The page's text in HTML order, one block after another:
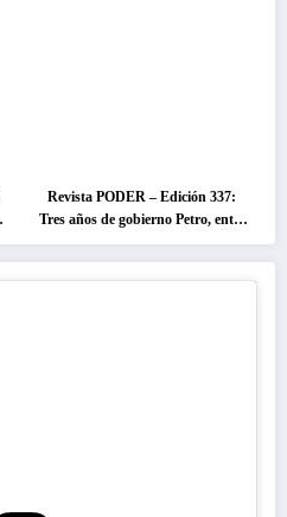
Revista PODER – Edición 337:
Tres años de gobierno Petro, entre
el cambio prometido y el
desencanto ciudadano